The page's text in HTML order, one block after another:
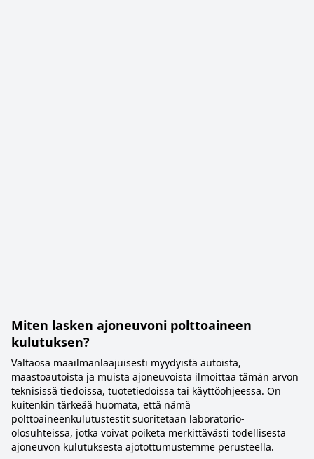
Miten lasken ajoneuvoni polttoaineen
kulutuksen?
Valtaosa maailmanlaajuisesti myydyistä autoista,
maastoautoista ja muista ajoneuvoista ilmoittaa tämän arvon
teknisissä tiedoissa, tuotetiedoissa tai käyttöohjeessa. On
kuitenkin tärkeää huomata, että nämä
polttoaineenkulutustestit suoritetaan laboratorio-
olosuhteissa, jotka voivat poiketa merkittävästi todellisesta
ajoneuvon kulutuksesta ajotottumustemme perusteella.